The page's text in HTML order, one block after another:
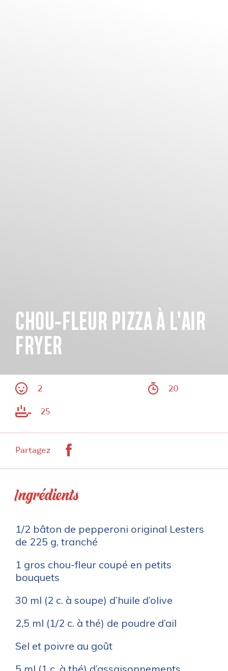
CHOU-FLEUR PIZZA À L’AIR
FRYER
2 20
25
Partagez
Ingrédients
1/2 bâton de pepperoni original Lesters
de 225 g, tranché
1 gros chou-fleur coupé en petits
bouquets
30 ml (2 c. à soupe) d’huile d’olive
2,5 ml (1/2 c. à thé) de poudre d’ail
Sel et poivre au goût